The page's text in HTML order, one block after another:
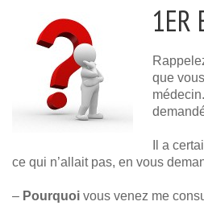
1ER
que
Il a
ce qui n’allait pas, en vous
– Pourquoi vous venez me